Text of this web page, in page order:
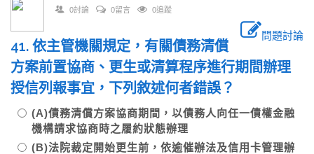
0討論 0留言 0追蹤
問題討論
41. 依主管機關規定，有關債務清償
方案前置協商、更生或清算程序進行期間辦理
授信列報事宜，下列敘述何者錯誤？
(A)債務清償方案協商期間，以債務人向任一債權金融
機構請求協商時之履約狀態辦理
(B)法院裁定開始更生前，依逾催辦法及信用卡管理辦